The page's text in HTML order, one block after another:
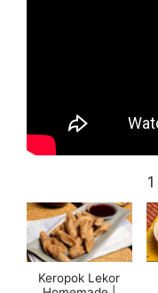
1
Keropok Lekor